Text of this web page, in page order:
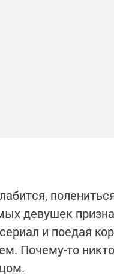
девушек
и поедая
Почему-то